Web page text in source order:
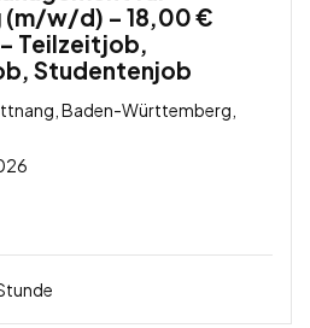
(m/w/d) – 18,00 €
Teilzeitjob,
Studentenjob
Baden-Württemberg,